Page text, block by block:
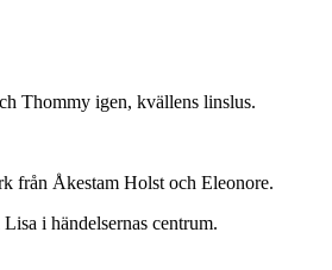
Thommy igen, kvällens linslus.
från Åkestam Holst och Eleonore.
Lisa i händelsernas centrum.